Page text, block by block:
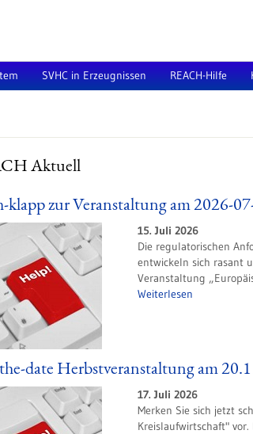
SVHC in Erzeugnissen REACH-Hilfe
Aktuell
klapp zur Veranstaltung am 2026-
15. Juli 2026
Die regulatorischen
entwickeln sich rasant
Veranstaltung
Weiterlesen
date Herbstveranstaltung am
17. Juli 2026
Merken Sie sich jetzt
Kreislaufwirtschaft"